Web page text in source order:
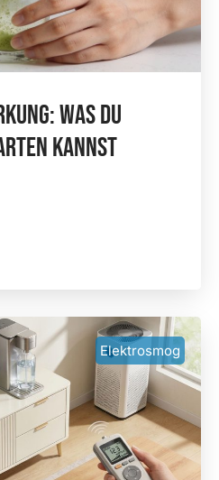
Was Du
Kannst
Elektrosmog